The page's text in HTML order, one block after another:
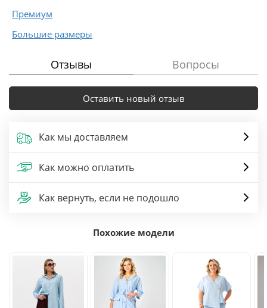
Премиум
Большие размеры
Отзывы Вопросы
Оставить новый отзыв
Как мы доставляем
Как можно оплатить
Как вернуть, если не подошло
Похожие модели